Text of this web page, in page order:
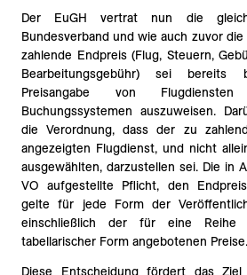
Der EuGH vertrat nun die
Bundesverband und wie auch zuvor
zahlende Endpreis (Flug, Steuern,
Bearbeitungsgebühr) sei bereits
Preisangabe von
Buchungssystemen auszuweisen.
die Verordnung, dass der zu
angezeigten Flugdienst, und nicht
ausgewählten, darzustellen sei. Die in
VO aufgestellte Pflicht, den
gelte für jede Form der
einschließlich der für eine Reihe
tabellarischer Form angebotenen Preise.
Diese Entscheidung fördert das